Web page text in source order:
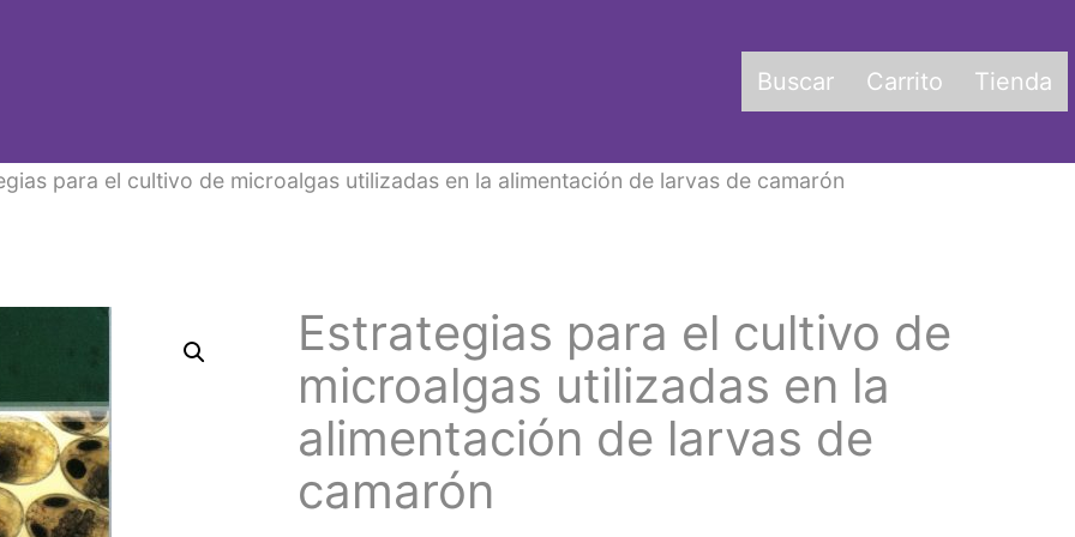
Buscar Carrito Tienda
para el cultivo de microalgas utilizadas en la alimentación de larvas de camarón
Estrategias para el cultivo de
microalgas utilizadas en la
alimentación de larvas de
camarón